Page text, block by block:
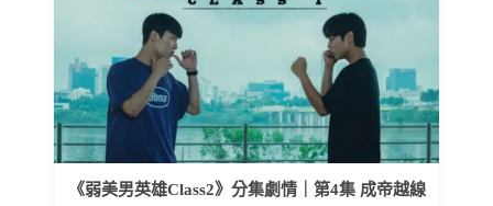
《弱美男英雄Class2》分集劇情｜第4集 成帝越線